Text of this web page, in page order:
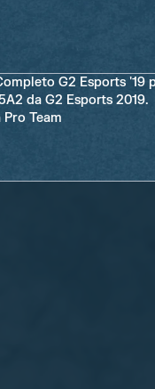
G2 Esports '19
da G2 Esports 2019.
Team